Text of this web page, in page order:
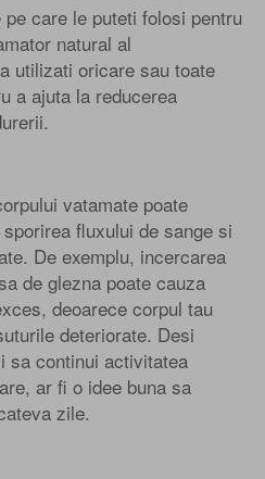
care le puteti folosi pentru
natural al
utilizati oricare sau toate
a ajuta la reducerea
vatamate poate
fluxului de sange si
De exemplu, incercarea
de glezna poate cauza
deoarece corpul tau
deteriorate. Desi
sa continui activitatea
ar fi o idee buna sa
zile.